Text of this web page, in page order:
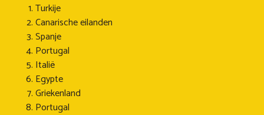
Turkije
Canarische eilanden
Spanje
Portugal
Italië
Egypte
Griekenland
Portugal